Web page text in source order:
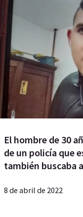
El hombre de 30
de un policía que
también buscaba
8 de abril de 2022